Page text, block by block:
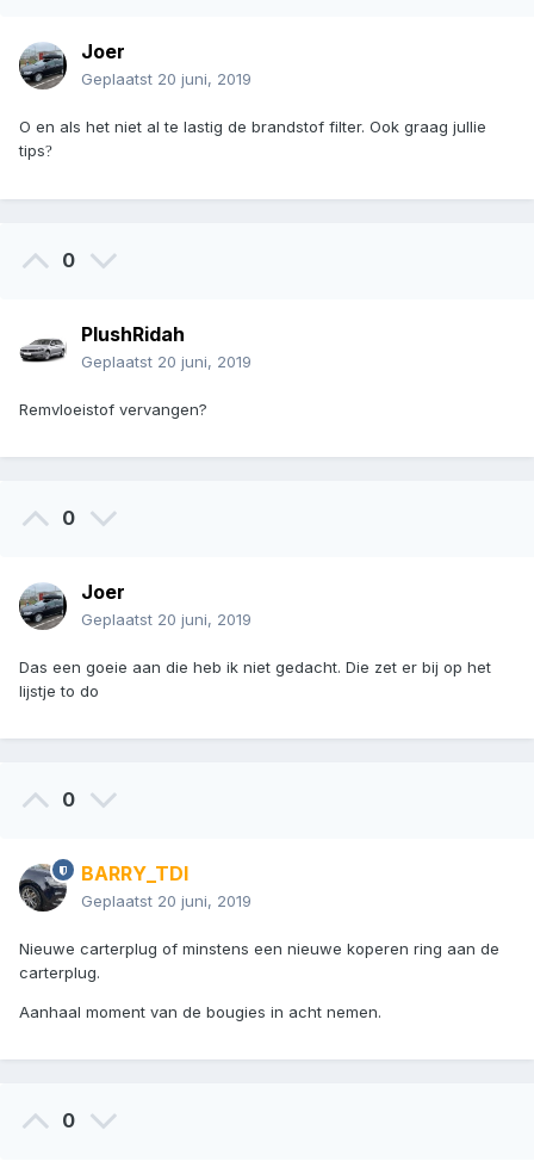
Joer
Geplaatst 20 juni, 2019
O en als het niet al te lastig de brandstof filter. Ook graag jullie
tips?
0
PlushRidah
Geplaatst 20 juni, 2019
Remvloeistof vervangen?
0
Joer
Geplaatst 20 juni, 2019
Das een goeie aan die heb ik niet gedacht. Die zet er bij op het
lijstje to do
0
BARRY_TDI
Geplaatst 20 juni, 2019
Nieuwe carterplug of minstens een nieuwe koperen ring aan de
carterplug.
Aanhaal moment van de bougies in acht nemen.
0